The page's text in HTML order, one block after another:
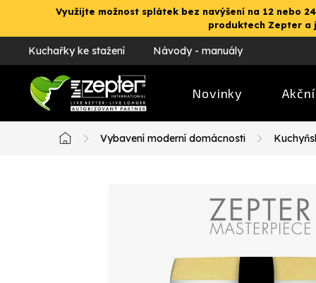
Využijte možnost splátek bez navýšení na 12 nebo
produktech Zepter a
Kuchařky ke stažení Návody - manuály
Novinky
Domů
Vybavení moderní domácnosti